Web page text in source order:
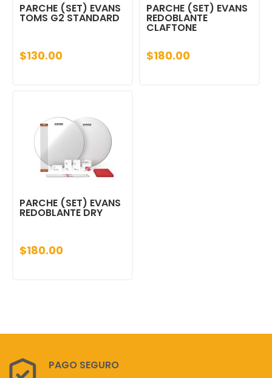
PARCHE (SET) EVANS
TOMS G2 STANDARD
$130.00
PARCHE (SET) EVANS
REDOBLANTE
CLAFTONE
$180.00
PARCHE (SET) EVANS
REDOBLANTE DRY
$180.00
PAGO SEGURO